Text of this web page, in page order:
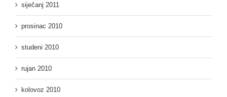
siječanj 2011
prosinac 2010
studeni 2010
rujan 2010
kolovoz 2010